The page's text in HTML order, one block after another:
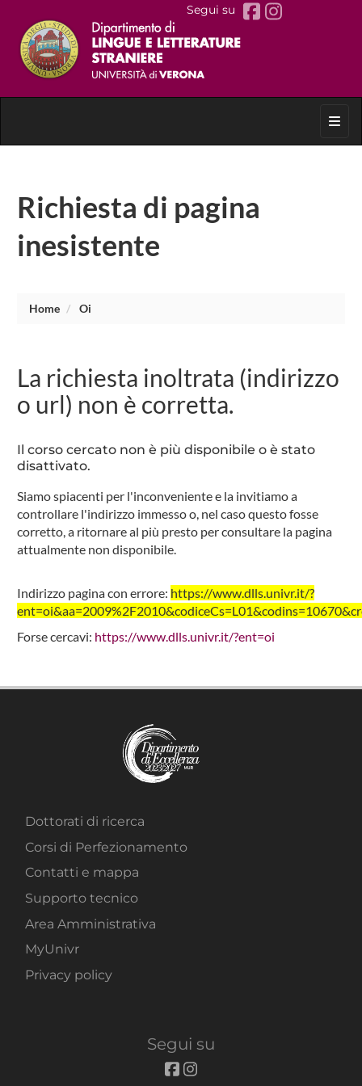
Segui su
Richiesta di pagina
inesistente
Home Oi
La richiesta inoltrata (indirizzo
o url) non è corretta.
Il corso cercato non è più disponibile o è stato
disattivato.
Siamo spiacenti per l'inconveniente e la invitiamo a
controllare l'indirizzo immesso o, nel caso questo fosse
corretto, a ritornare al più presto per consultare la pagina
attualmente non disponibile.
Indirizzo pagina con errore: https://www.dlls.univr.it/?
Forse cercavi: https://www.dlls.univr.it/?ent=oi
Dottorati di ricerca
Corsi di Perfezionamento
Contatti e mappa
Supporto tecnico
Area Amministrativa
MyUnivr
Privacy policy
Segui su